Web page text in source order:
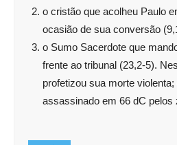
o cristão que acolheu Paulo
ocasião de sua conversão
o Sumo Sacerdote que
frente ao tribunal (23,2-5).
profetizou sua morte violenta;
assassinado em 66 dC pelos